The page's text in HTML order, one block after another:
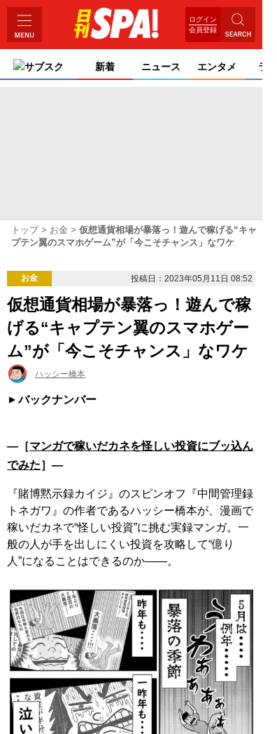
ログイン
会員登録
サブスク 新着 ニュース エンタメ ライ
トップ お金
仮想通貨相場が暴落っ！遊んで稼げる“キャ
プテン翼のスマホゲーム”が「今こそチャンス」なワケ
お金 投稿日：2023年05月11日 08:52
仮想通貨相場が暴落っ！遊んで稼
げる“キャプテン翼のスマホゲー
ム”が「今こそチャンス」なワケ
ハッシー橋本
バックナンバー
―［マンガで稼いだカネを怪しい投資にブッ込ん
でみた］―
『賭博黙示録カイジ』のスピンオフ『中間管理録
トネガワ』の作者であるハッシー橋本が、漫画で
稼いだカネで“怪しい投資”に挑む実録マンガ。一
般の人が手を出しにくい投資を攻略して“億り
人”になることはできるのか——。